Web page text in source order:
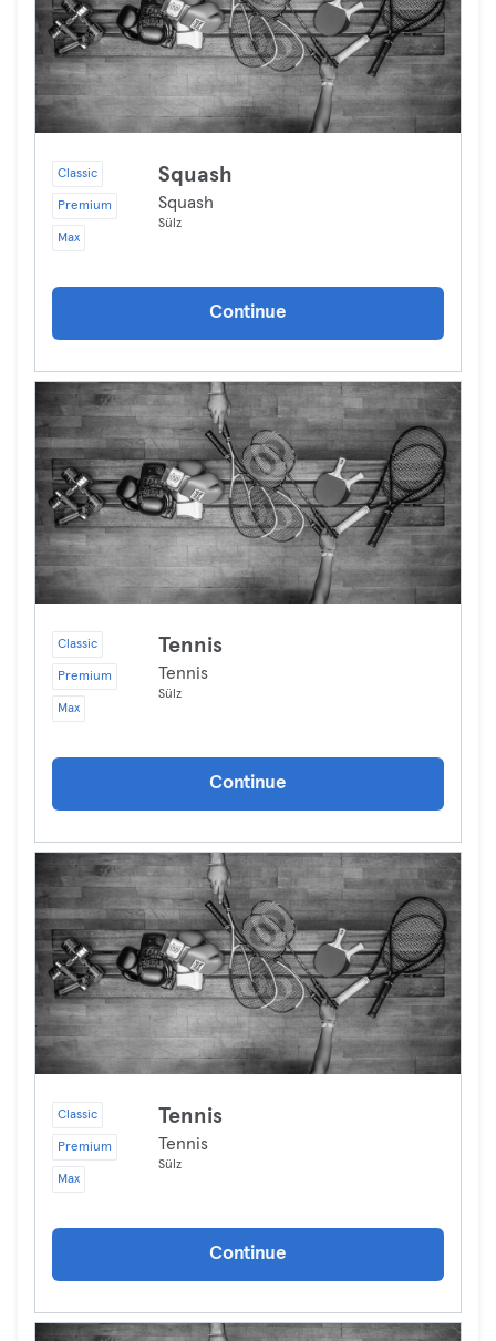
Classic
Premium
Max
Squash
Squash
Sülz
Continue
Classic
Premium
Max
Tennis
Tennis
Sülz
Continue
Classic
Premium
Max
Tennis
Tennis
Sülz
Continue